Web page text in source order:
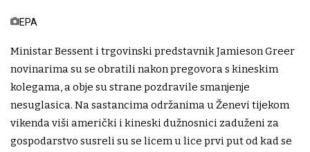
EPA
Ministar Bessent i trgovinski predstavnik Jamieson Greer
novinarima su se obratili nakon pregovora s kineskim
kolegama, a obje su strane pozdravile smanjenje
nesuglasica. Na sastancima održanima u Ženevi tijekom
vikenda viši američki i kineski dužnosnici zaduženi za
gospodarstvo susreli su se licem u lice prvi put od kad se